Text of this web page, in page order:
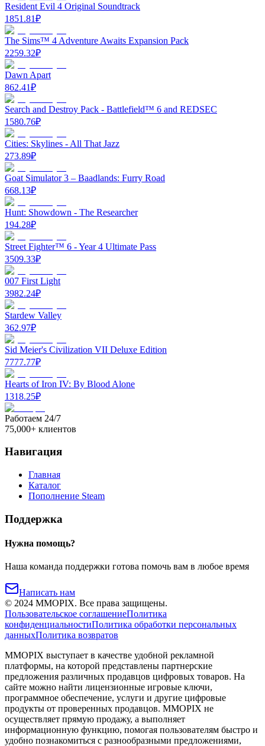
Resident Evil 4 Original Soundtrack
1851.81₽
The Sims™ 4 Adventure Awaits Expansion Pack
2259.32₽
Dawn Apart
862.41₽
Search and Destroy Pack - Battlefield™ 6 and REDSEC
1580.76₽
Cities: Skylines - All That Jazz
273.89₽
Goat Simulator 3 – Baadlands: Furry Road
668.13₽
Hunt: Showdown - The Researcher
194.28₽
Street Fighter™ 6 - Year 4 Ultimate Pass
3509.33₽
007 First Light
3982.24₽
Stardew Valley
362.97₽
Sid Meier's Civilization VII Deluxe Edition
7777.77₽
Hearts of Iron IV: By Blood Alone
1318.25₽
Работаем 24/7
75,000+ клиентов
Навигация
Главная
Каталог
Пополнение Steam
Поддержка
Нужна помощь?
Наша команда поддержки готова помочь вам в любое время
Написать нам
© 2024 MMOPIX. Все права защищены.
Пользовательское соглашениеПолитика
конфиденциальностиПолитика обработки персональных
данныхПолитика возвратов
MMOPIX выступает в качестве удобной рекламной
платформы, на которой представлены партнерские
предложения различных продавцов цифровых товаров. На
сайте можно найти лицензионные игровые ключи,
программное обеспечение, услуги и другие цифровые
продукты от проверенных продавцов. MMOPIX не
осуществляет прямую продажу, а выполняет
информационную функцию, помогая пользователям быстро и
удобно познакомиться с разнообразными предложениями,